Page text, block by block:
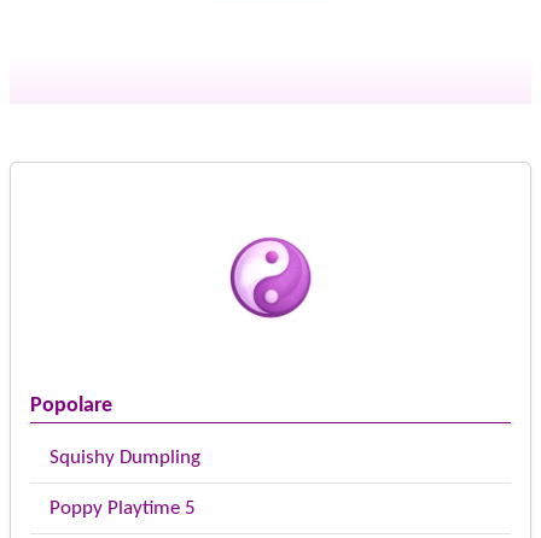
Popolare
Squishy Dumpling
Poppy Playtime 5